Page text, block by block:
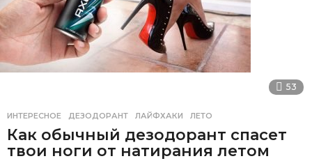
53
ИНТЕРЕСНОЕ ДЕЗОДОРАНТ ,ЛАЙФХАКИ ,ЛЕТО
Как обычный дезодорант спасет
твои ноги от натирания летом